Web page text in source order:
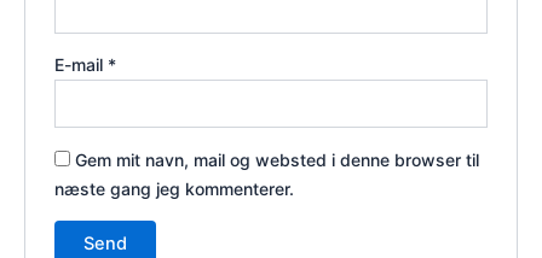
E-mail *
Gem mit navn, mail og websted i denne browser til
næste gang jeg kommenterer.